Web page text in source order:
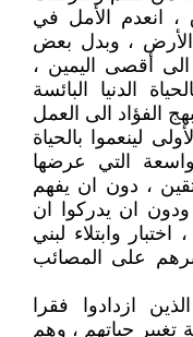
انعدم الأمل في
، وبدل بعض
الى أقصى اليمين ،
الدنيا البائسة
الفؤاد الى العمل
لينعموا بالحياة
التي عرضها
، دون ان يفهم
ان يدركوا ان
اختبار وابتلاء لبني
على المصائب
ازدادوا فقرا
حياتهم ، وهم